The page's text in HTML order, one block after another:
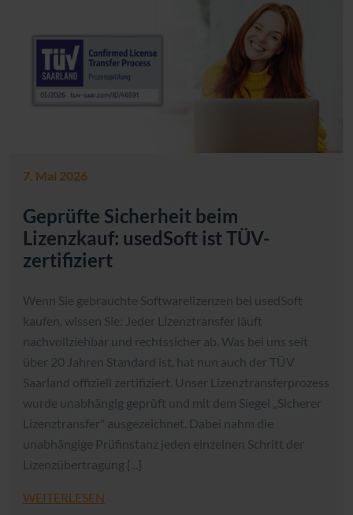
7. Mai 2026
Geprüfte Sicherheit beim
Lizenzkauf: usedSoft ist TÜV-
zertifiziert
Wenn Sie gebrauchte Softwarelizenzen bei usedSoft
kaufen, wissen Sie: Jeder Lizenztransfer läuft
nachvollziehbar und rechtssicher ab. Was bei uns seit
über 20 Jahren Standard ist, hat nun auch der TÜV
Saarland offiziell zertifiziert. Unser Lizenztransferprozess
wurde unabhängig geprüft und mit dem Siegel „Sicherer
Lizenztransfer" ausgezeichnet. Dabei nahm die
unabhängige Prüfinstanz jeden einzelnen Schritt der
Lizenzübertragung [...]
WEITERLESEN